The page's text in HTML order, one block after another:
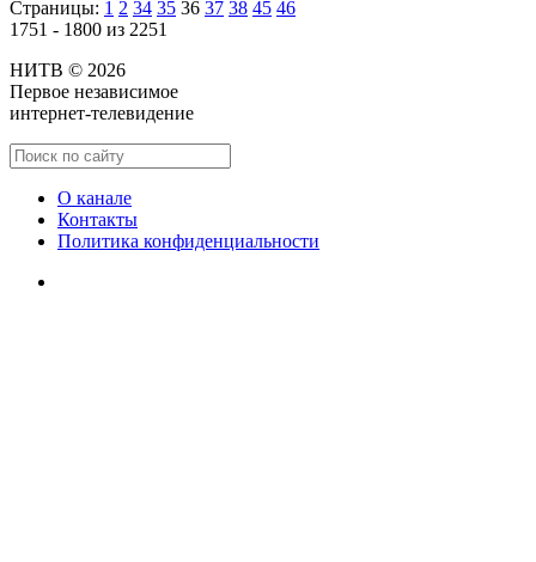
Страницы: 1 2 34 35 36 37 38 45 46
1751 - 1800 из 2251
НИТВ © 2026
Первое независимое
интернет-телевидение
О канале
Контакты
Политика конфиденциальности